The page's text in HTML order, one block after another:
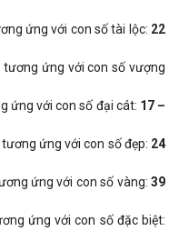
ứng với con số tài lộc: 22
ứng với con số vượng
ứng với con số đại cát: 17 –
ứng với con số đẹp: 24
ứng với con số vàng: 39
ứng với con số đặc biệt: